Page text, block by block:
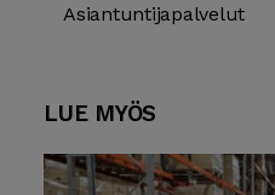
Asian­tuntija­palvelut
LUE MYÖS